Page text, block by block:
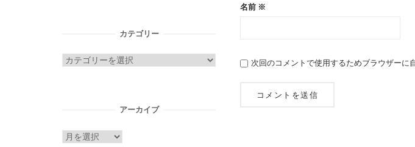
名前 ※
次回のコメントで使用するためブラウザーに
カテゴリー
カ
アーカイブ
ア